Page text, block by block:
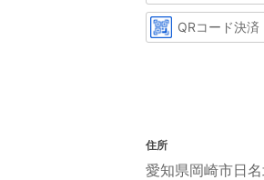
QRコード決済
住所
愛知県岡崎市日